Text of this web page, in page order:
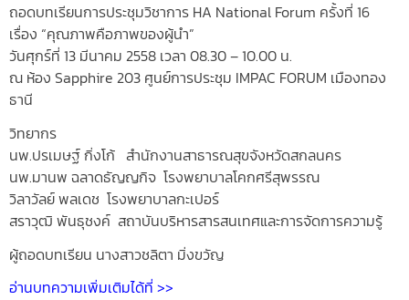
ถอดบทเรียนการประชุมวิชาการ HA National Forum ครั้งที่ 16
เรื่อง “คุณภาพคือภาพของผู้นำ”
วันศุกร์ที่ 13 มีนาคม 2558 เวลา 08.30 – 10.00 น.
ณ ห้อง Sapphire 203 ศูนย์การประชุม IMPAC FORUM เมืองทอง
ธานี
วิทยากร
นพ.ปรเมษฐ์ กิ่งโก้ สำนักงานสาธารณสุขจังหวัดสกลนคร
นพ.มานพ ฉลาดธัญญกิจ โรงพยาบาลโคกศรีสุพรรณ
วิลาวัลย์ พลเดช โรงพยาบาลกะเปอร์
สราวุฒิ พันธุชงค์ สถาบันบริหารสารสนเทศและการจัดการความรู้
ผู้ถอดบทเรียน นางสาวชลิตา มิ่งขวัญ
อ่านบทความเพิ่มเติมได้ที่ >>